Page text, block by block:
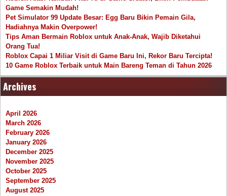
Game Semakin Mudah!
Pet Simulator 99 Update Besar: Egg Baru Bikin Pemain Gila,
Hadiahnya Makin Overpower!
Tips Aman Bermain Roblox untuk Anak-Anak, Wajib Diketahui
Orang Tua!
Roblox Capai 1 Miliar Visit di Game Baru Ini, Rekor Baru Tercipta!
10 Game Roblox Terbaik untuk Main Bareng Teman di Tahun 2026
Archives
April 2026
March 2026
February 2026
January 2026
December 2025
November 2025
October 2025
September 2025
August 2025